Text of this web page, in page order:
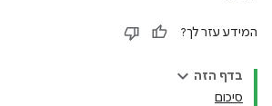
המידע עזר לך?
בדף הזה
סיכום